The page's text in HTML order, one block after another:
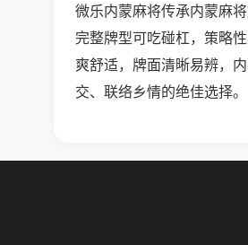
微乐内蒙麻将传承内蒙麻
完整牌型可吃碰杠，策略
爽舒适，牌面清晰易辨，
交、联络乡情的绝佳选择。